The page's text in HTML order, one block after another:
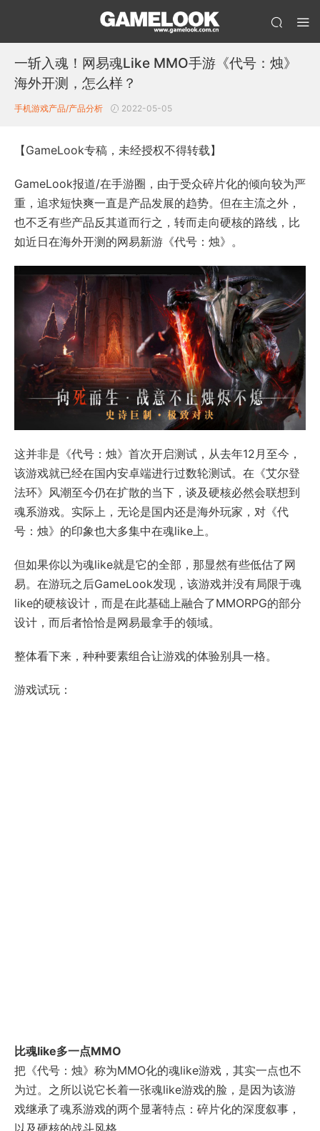
一斩入魂！网易魂Like MMO手游《代号：烛》
海外开测，怎么样？
手机游戏产品/产品分析 2022-05-05
【GameLook专稿，未经授权不得转载】
GameLook报道/在手游圈，由于受众碎片化的倾向较为严
重，追求短快爽一直是产品发展的趋势。但在主流之外，
也不乏有些产品反其道而行之，转而走向硬核的路线，比
如近日在海外开测的网易新游《代号：烛》。
这并非是《代号：烛》首次开启测试，从去年12月至今，
该游戏就已经在国内安卓端进行过数轮测试。在《艾尔登
法环》风潮至今仍在扩散的当下，谈及硬核必然会联想到
魂系游戏。实际上，无论是国内还是海外玩家，对《代
号：烛》的印象也大多集中在魂like上。
但如果你以为魂like就是它的全部，那显然有些低估了网
易。在游玩之后GameLook发现，该游戏并没有局限于魂
like的硬核设计，而是在此基础上融合了MMORPG的部分
设计，而后者恰恰是网易最拿手的领域。
整体看下来，种种要素组合让游戏的体验别具一格。
游戏试玩：
比魂like多一点MMO
把《代号：烛》称为MMO化的魂like游戏，其实一点也不
为过。之所以说它长着一张魂like游戏的脸，是因为该游
戏继承了魂系游戏的两个显著特点：碎片化的深度叙事，
以及硬核的战斗风格。